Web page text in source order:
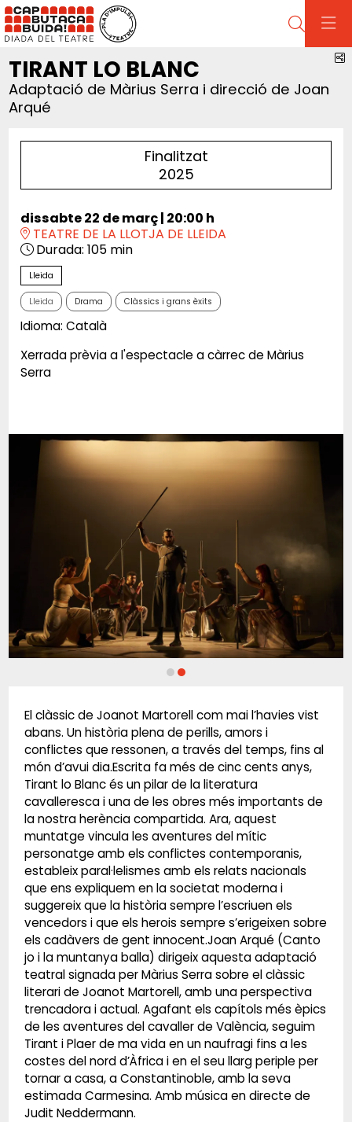
Cerca
TIRANT LO BLANC
Adaptació de Màrius Serra i direcció de Joan
Arqué
Finalitzat
2025
dissabte 22 de març| 20:00 h
TEATRE DE LA LLOTJA DE LLEIDA
Durada: 105 min
Lleida
Lleida Drama Clàssics i grans èxits
Idioma: Català
Xerrada prèvia a l'espectacle a càrrec de Màrius
Serra
El clàssic de Joanot Martorell com mai l’havies vist
abans. Un història plena de perills, amors i
conflictes que ressonen, a través del temps, fins al
món d’avui dia.Escrita fa més de cinc cents anys,
Tirant lo Blanc és un pilar de la literatura
cavalleresca i una de les obres més importants de
la nostra herència compartida. Ara, aquest
muntatge vincula les aventures del mític
personatge amb els conflictes contemporanis,
estableix paral·lelismes amb els relats nacionals
que ens expliquem en la societat moderna i
suggereix que la història sempre l’escriuen els
vencedors i que els herois sempre s’erigeixen sobre
els cadàvers de gent innocent.Joan Arqué (Canto
jo i la muntanya balla) dirigeix aquesta adaptació
teatral signada per Màrius Serra sobre el clàssic
literari de Joanot Martorell, amb una perspectiva
trencadora i actual. Agafant els capítols més èpics
de les aventures del cavaller de València, seguim
Tirant i Plaer de ma vida en un naufragi fins a les
costes del nord d’Àfrica i en el seu llarg periple per
tornar a casa, a Constantinoble, amb la seva
estimada Carmesina. Amb música en directe de
Judit Neddermann.